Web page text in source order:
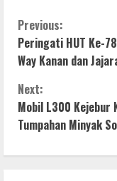
C
o
n
t
i
Previous:
Peringati HUT Ke-
Way Kanan dan
Next:
Mobil L300 Kejebur
Tumpahan Minyak